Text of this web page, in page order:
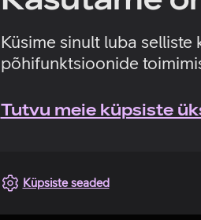
Küsime sinult luba
põhifunktsioonide
Tutvu meie küpsiste
Küpsiste seaded